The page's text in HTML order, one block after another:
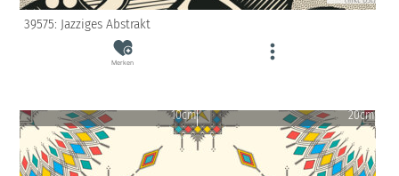
39575: Jazziges Abstrakt
Merken
10cm 20cm